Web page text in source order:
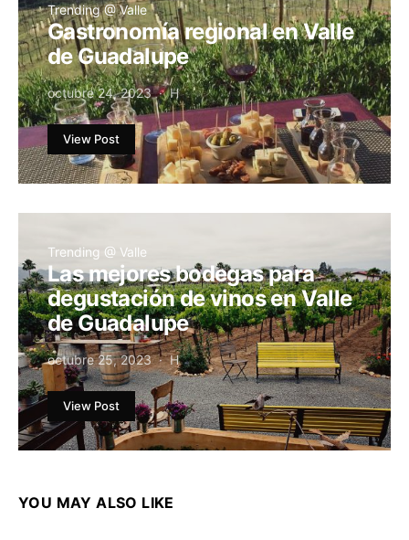
Trending @ Valle
Gastronomía regional en Valle
de Guadalupe
octubre 24, 2023 H
View Post
Trending @ Valle
Las mejores bodegas para
degustación de vinos en Valle
de Guadalupe
octubre 25, 2023 H
View Post
YOU MAY ALSO LIKE